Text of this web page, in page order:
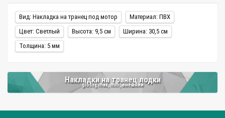
Вид: Накладка на транец под мотор
Материал: ПВХ
Цвет: Светлый
Высота: 9,5 см
Ширина: 30,5 см
Толщина: 5 мм
Накладки на транец лодки
glossy, max, min, внешнии